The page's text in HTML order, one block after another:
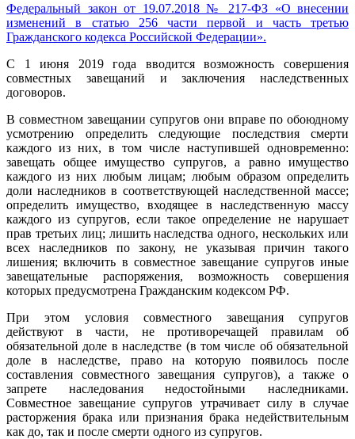
Федеральный закон от 19.07.2018 № 217-ФЗ «О внесении
изменений в статью 256 части первой и часть третью
Гражданского кодекса Российской Федерации».
С 1 июня 2019 года вводится возможность совершения
совместных завещаний и заключения наследственных
договоров.
В совместном завещании супругов они вправе по обоюдному
усмотрению определить следующие последствия смерти
каждого из них, в том числе наступившей одновременно:
завещать общее имущество супругов, а равно имущество
каждого из них любым лицам; любым образом определить
доли наследников в соответствующей наследственной массе;
определить имущество, входящее в наследственную массу
каждого из супругов, если такое определение не нарушает
прав третьих лиц; лишить наследства одного, нескольких или
всех наследников по закону, не указывая причин такого
лишения; включить в совместное завещание супругов иные
завещательные распоряжения, возможность совершения
которых предусмотрена Гражданским кодексом РФ.
При этом условия совместного завещания супругов
действуют в части, не противоречащей правилам об
обязательной доле в наследстве (в том числе об обязательной
доле в наследстве, право на которую появилось после
составления совместного завещания супругов), а также о
запрете наследования недостойными наследниками.
Совместное завещание супругов утрачивает силу в случае
расторжения брака или признания брака недействительным
как до, так и после смерти одного из супругов.